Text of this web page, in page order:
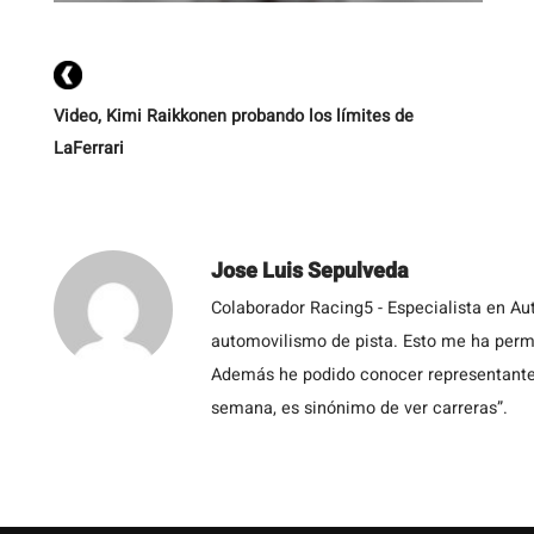
Video, Kimi Raikkonen probando los límites de
LaFerrari
Jose Luis Sepulveda
Colaborador Racing5 - Especialista en
automovilismo de pista. Esto me ha
Además he podido conocer
semana, es sinónimo de ver carreras”.